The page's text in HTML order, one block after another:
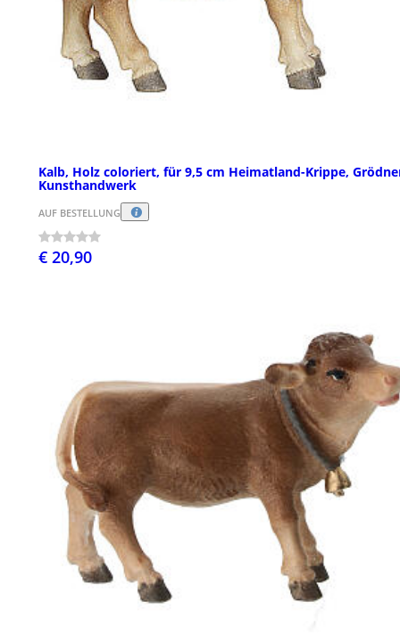
Kalb, Holz coloriert, für 9,5 cm Heimatland-Krippe,
Kunsthandwerk
AUF BESTELLUNG
€ 20,90